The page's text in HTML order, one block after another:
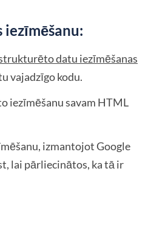
iezīmēšanu:
datu iezīmēšanas
vajadzīgo kodu.
iezīmēšanu savam HTML
izmantojot Google
lai pārliecinātos, ka tā ir